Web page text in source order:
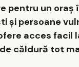
pentru un
și persoane
acces
căldură tot